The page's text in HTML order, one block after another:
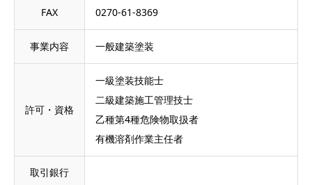
FAX 0270-61-8369
事業内容 一般建築塗装
許可・資格
一級塗装技能士
二級建築施工管理技士
乙種第4種危険物取扱者
有機溶剤作業主任者
取引銀行